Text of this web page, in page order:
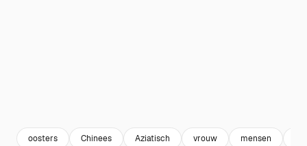
oosters Chinees Aziatisch vrouw mensen